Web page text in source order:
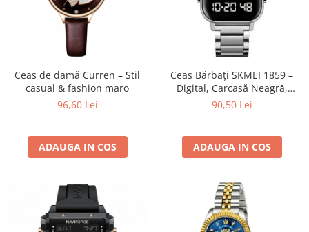
Ceas de damă Curren – Stil
casual & fashion maro
96,60 Lei
ADAUGA IN COS
Ceas Bărbați SKMEI 1859 –
Digital, Carcasă Neagră,
Brățară Inox Argintie, LED,
90,50 Lei
ADAUGA IN COS